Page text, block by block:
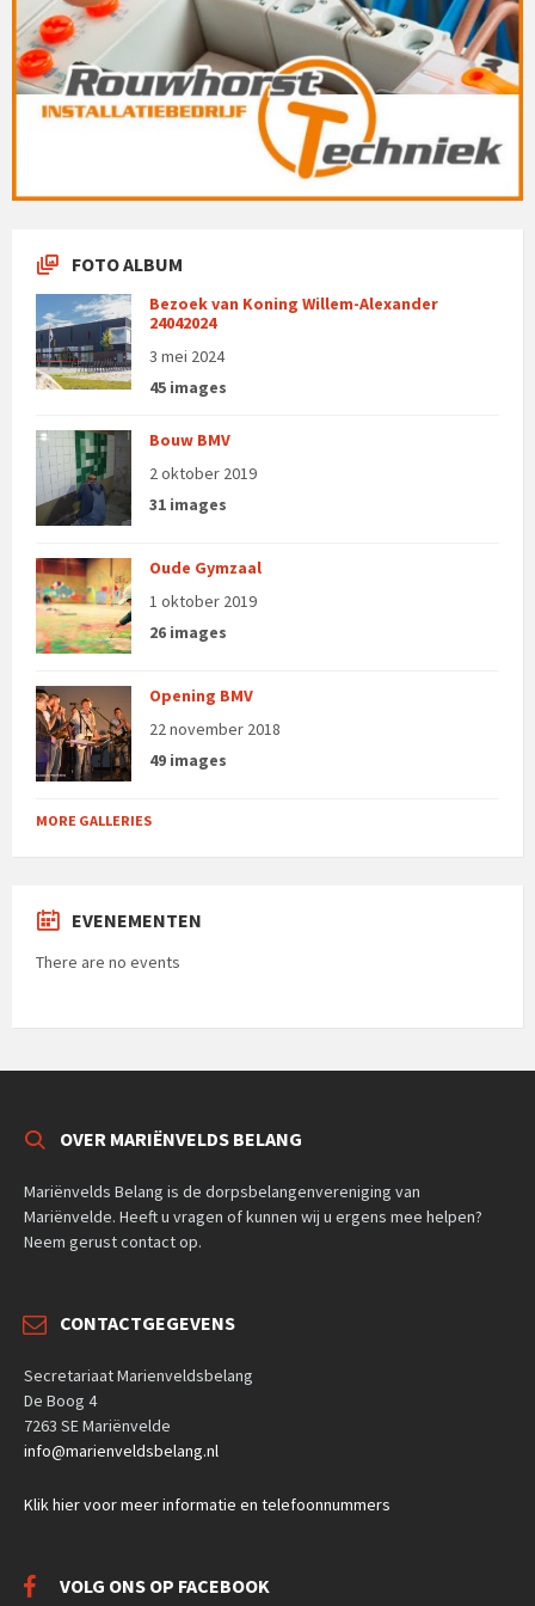
FOTO ALBUM
Bezoek van Koning Willem-Alexander
24042024
3 mei 2024
45 images
Bouw BMV
2 oktober 2019
31 images
Oude Gymzaal
1 oktober 2019
26 images
Opening BMV
22 november 2018
49 images
MORE GALLERIES
EVENEMENTEN
There are no events
OVER MARIËNVELDS BELANG
Mariënvelds Belang is de dorpsbelangenvereniging van
Mariënvelde. Heeft u vragen of kunnen wij u ergens mee helpen?
Neem gerust contact op.
CONTACTGEGEVENS
Secretariaat Marienveldsbelang
De Boog 4
7263 SE Mariënvelde
info@marienveldsbelang.nl
Klik hier voor meer informatie en telefoonnummers
VOLG ONS OP FACEBOOK